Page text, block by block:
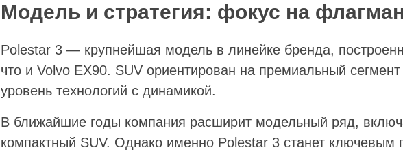
Модель и стратегия: фокус на
Polestar 3 — крупнейшая модель в линейке бренда,
что и Volvo EX90. SUV ориентирован на премиальный сегмент
уровень технологий с динамикой.
В ближайшие годы компания расширит модельный ряд,
компактный SUV. Однако именно Polestar 3 станет ключевым